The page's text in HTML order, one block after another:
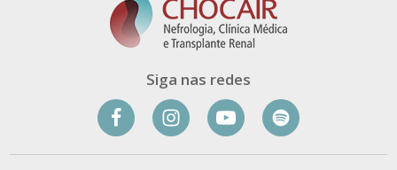
Siga nas redes